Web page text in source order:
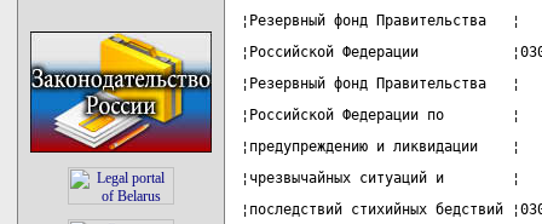
¦Резервный фонд
¦Российской Федерации
¦Резервный фонд
¦Российской Федерации по
¦предупреждению и
¦чрезвычайных ситуаций и
¦последствий стихийных бедствий